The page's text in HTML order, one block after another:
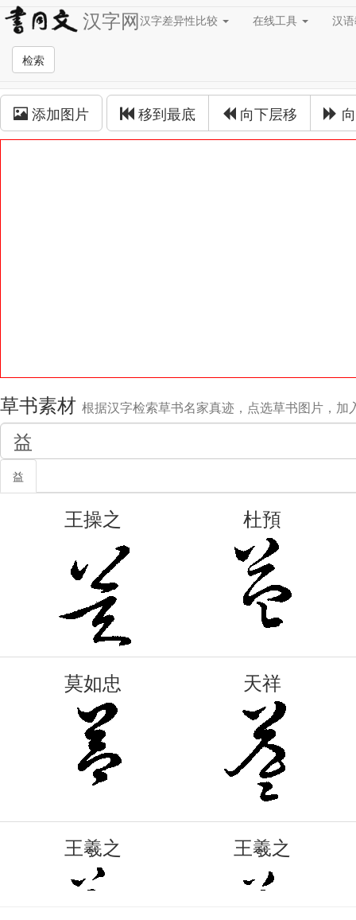
汉字网汉字差异性比较 在线工具 汉
检索
草书在线
添加图片 移到最底 向下层移
草书素材 根据汉字检索草书名家真迹，点选草书图片，加
益
王操之 杜預
莫如忠 天祥
王羲之 王羲之